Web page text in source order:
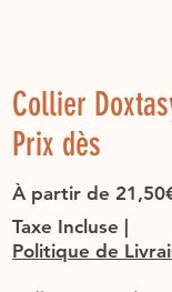
Collier
Prix dès
À partir de
Taxe Incluse
Politique de